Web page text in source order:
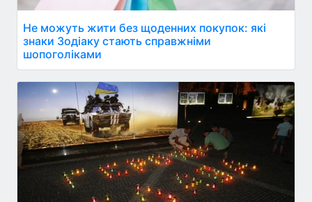
Не можуть жити без щоденних покупок: які
знаки Зодіаку стають справжніми
шопоголіками